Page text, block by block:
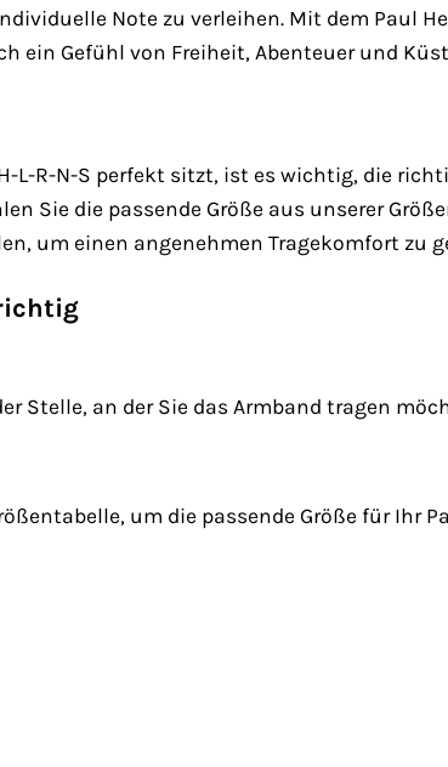
Note zu verleihen. Mit dem Paul
ein Gefühl von Freiheit, Abenteuer und
L-R-N-S perfekt sitzt, ist es wichtig, die
Sie die passende Größe aus unserer
um einen angenehmen Tragekomfort zu
Stelle, an der Sie das Armband tragen
um die passende Größe für Ihr